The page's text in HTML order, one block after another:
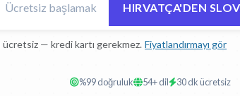
HIRVATÇA'DEN
ücretsiz — kredi kartı gerekmez. Fiyatlandırmayı gör
%99 doğruluk 54+ dil 30 dk ücretsiz